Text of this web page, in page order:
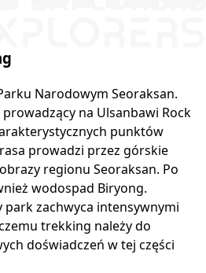
Narodowym Seoraksan.
na Ulsanbawi Rock
punktów
prowadzi przez górskie
regionu Seoraksan. Po
wodospad Biryong.
park zachwyca intensywnymi
trekking należy do
doświadczeń w tej części